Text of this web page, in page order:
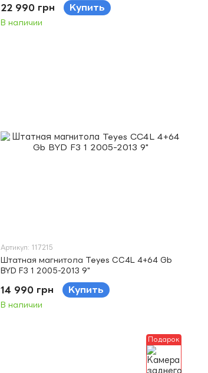
22 990 грн Купить
В наличии
Артикул: 117215
Штатная магнитола Teyes CC4L 4+64 Gb
BYD F3 1 2005-2013 9"
14 990 грн Купить
В наличии
Подарок